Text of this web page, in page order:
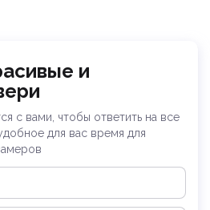
и
с вами, чтобы ответить на все
для вас время для